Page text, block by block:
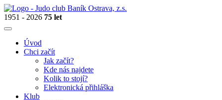
1951 - 2026 75 let
Úvod
Chci začít
Jak začít?
Kde nás najdete
Kolik to stojí?
Elektronická přihláška
Klub